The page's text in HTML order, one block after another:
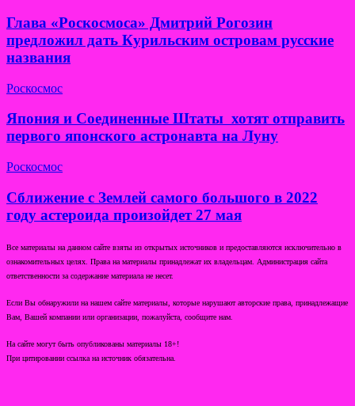
Глава «Роскосмоса» Дмитрий Рогозин
предложил дать Курильским островам русские
названия
Роскосмос
Япония и Соединенные Штаты хотят отправить
первого японского астронавта на Луну
Роскосмос
Сближение с Землей самого большого в 2022
году астероида произойдет 27 мая
Все материалы на данном сайте взяты из открытых источников и предоставляются исключительно в
ознакомительных целях. Права на материалы принадлежат их владельцам. Администрация сайта
ответственности за содержание материала не несет.
Если Вы обнаружили на нашем сайте материалы, которые нарушают авторские права, принадлежащие
Вам, Вашей компании или организации, пожалуйста, сообщите нам.
На сайте могут быть опубликованы материалы 18+!
При цитировании ссылка на источник обязательна.